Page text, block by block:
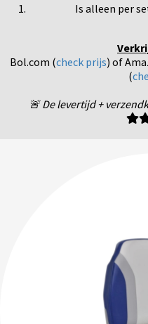
Is alleen per
Bol.com (check prijs) of
(
🚨 De levertijd +